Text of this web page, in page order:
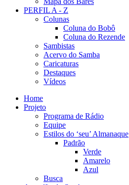
PERFIL A - Z
Colunas
Coluna do Bobô
Coluna do Rezende
Sambistas
Acervo do Samba
Caricaturas
Destaques
Vídeos
Home
Projeto
Programa de Rádio
Equipe
Estilos do ‘seu’ Almanaque
Padrão
Verde
Amarelo
Azul
Busca